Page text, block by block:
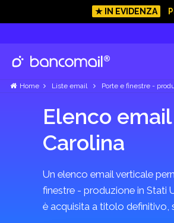
★ IN EVIDENZA
Home Liste email Porte e finestre -
Elenco
Carolina
Un elenco email verticale
finestre - produzione in Stati
è acquisita a titolo definitivo,